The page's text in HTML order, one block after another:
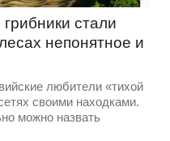
стали
непонятное и
любители «тихой
своими находками.
можно назвать